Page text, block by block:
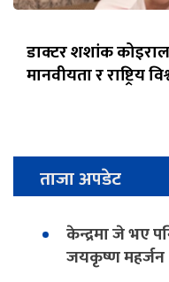
डाक्टर शशांक
मानवीयता र राष्ट्रिय
ताजा अपडेट
केन्द्रमा जे भए
जयकृष्ण महर्जन